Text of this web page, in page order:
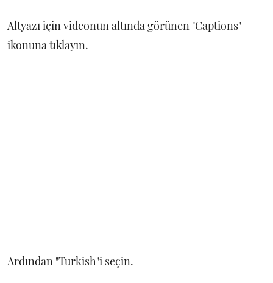
Altyazı için videonun altında görünen "Captions"
ikonuna tıklayın.
Ardından "Turkish"i seçin.